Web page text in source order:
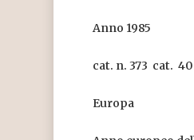
Anno 1985
cat. n. 373 cat. 40
Europa